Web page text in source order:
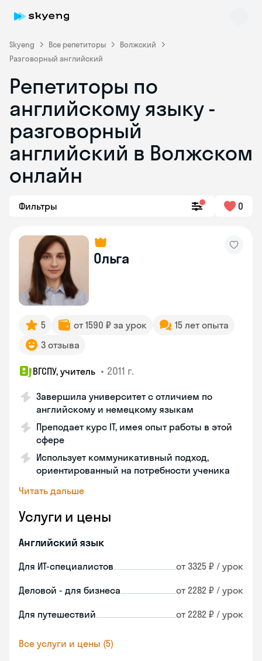
Skyeng Все репетиторы
Волжский
Разговорный английский
Репетиторы по
английскому языку -
разговорный
английский в Волжском
онлайн
Фильтры 0
Ольга
5 от 1590 ₽ за урок
15 лет опыта
3 отзыва
ВГСПУ, учитель • 2011 г.
Завершила университет с отличием по
английскому и немецкому языкам
Преподает курс IT, имея опыт работы в этой
сфере
Использует коммуникативный подход,
ориентированный на потребности ученика
Читать дальше
Услуги и цены
Английский язык
Для ИТ-специалистов от 3325 ₽ / урок
Деловой - для бизнеса от 2282 ₽ / урок
Для путешествий от 2282 ₽ / урок
Все услуги и цены (5)
Skyeng Chat